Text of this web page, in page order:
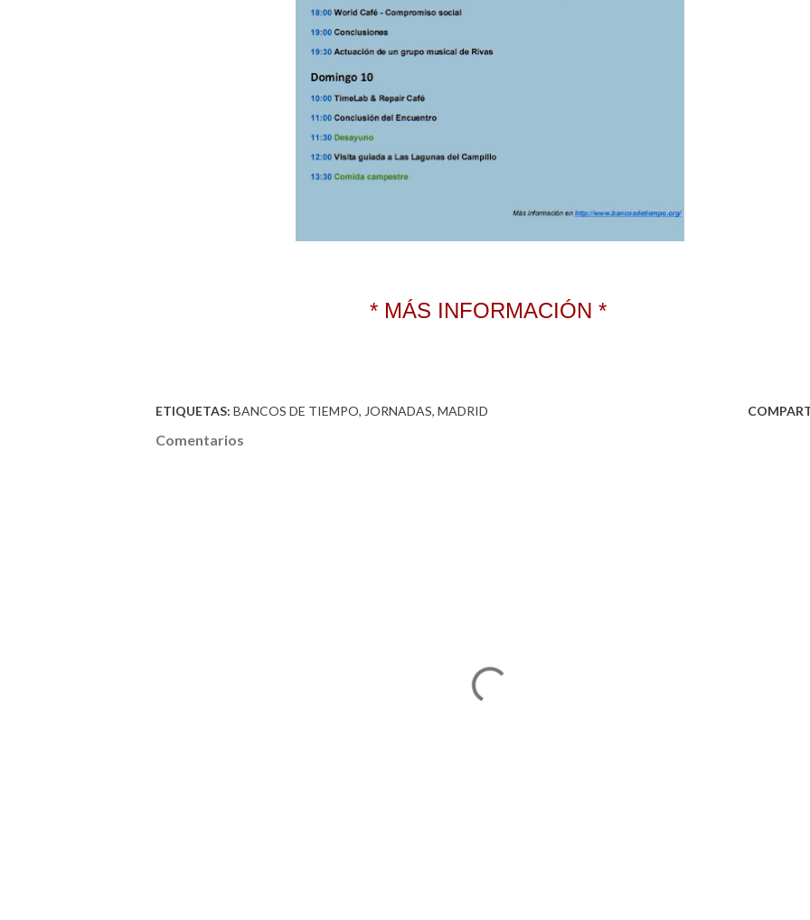
* MÁS INFORMACIÓN *
ETIQUETAS: BANCOS DE TIEMPO JORNADAS MADRID
Comentarios